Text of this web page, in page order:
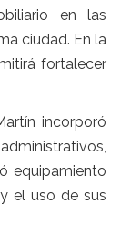
en las
ciudad. En la
fortalecer
incorporó
equipamiento
el uso de sus